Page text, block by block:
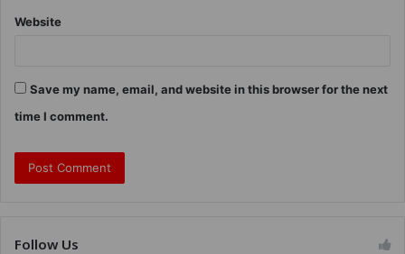
Website
Save my name, email, and website in this browser for the next
time I comment.
Follow Us